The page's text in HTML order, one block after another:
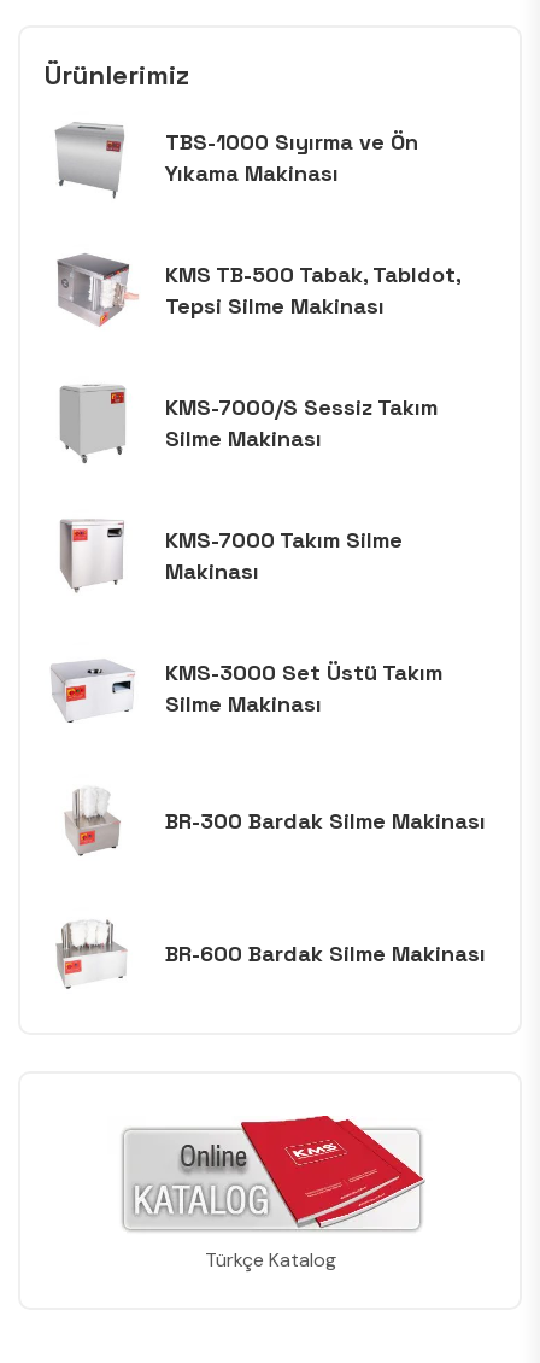
Ürünlerimiz
TBS-1000 Sıyırma ve Ön
Yıkama Makinası
KMS TB-500 Tabak, Tabldot,
Tepsi Silme Makinası
KMS-7000/S Sessiz Takım
Silme Makinası
KMS-7000 Takım Silme
Makinası
KMS-3000 Set Üstü Takım
Silme Makinası
BR-300 Bardak Silme Makinası
BR-600 Bardak Silme Makinası
Türkçe Katalog